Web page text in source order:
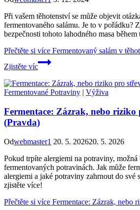
Při vašem těhotenství se může objevit
fermentovaného salámu. Je to v pořádku?
bezpečnosti tohoto lahodného masa během
Přečtěte si více Fermentovaný salám v
Zjistěte víc
Fermentované Potraviny | Výživa
Fermentace: Zázrak, nebo riziko
(Pravda)
Odwebmaster1 20. 5. 202620. 5. 2026
Pokud trpíte alergiemi na potraviny,
fermentovaných potravinách. Jak může
alergiemi a jaké potraviny zahrnout do své
zjistěte více!
Přečtěte si více Fermentace: Zázrak, nebo